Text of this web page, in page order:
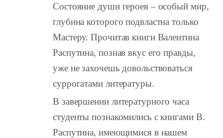
Состояние души героев – особый мир,
глубина которого подвластна только
Мастеру. Прочитав книги Валентина
Распутина, познав вкус его правды,
уже не захочешь довольствоваться
суррогатами литературы.
В завершении литературного часа
студенты познакомились с книгами В.
Распутина, имеющимися в нашем